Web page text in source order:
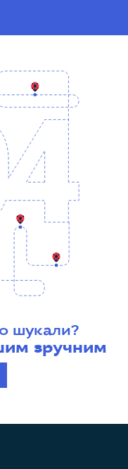
шукали?
зручним